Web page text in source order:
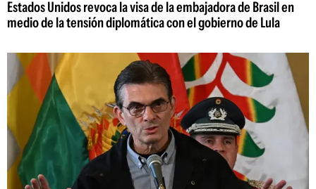
Estados Unidos revoca la visa de la embajadora de Brasil en
medio de la tensión diplomática con el gobierno de Lula